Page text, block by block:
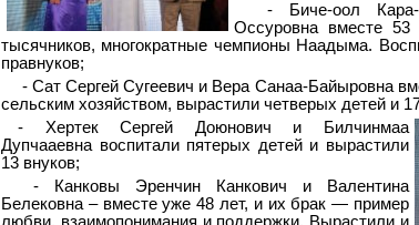
- Биче-оол
Оссуровна вместе 53
тысячников, многократные чемпионы Наадыма.
правнуков;
- Сат Сергей Сугеевич и Вера Санаа-Байыровна
сельским хозяйством, вырастили четверых детей и
- Хертек Сергей Доюнович и Билчинмаа
Дупчааевна воспитали пятерых детей и вырастили
13 внуков;
- Канковы Эренчин Канкович и Валентина
Белековна – вместе уже 48 лет, и их брак — пример